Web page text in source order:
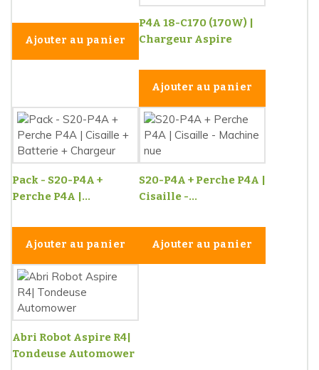
Ajouter au panier
P4A 18-C170 (170W) |
Chargeur Aspire
Ajouter au panier
Pack - S20-P4A +
Perche P4A |...
Ajouter au panier
S20-P4A + Perche P4A |
Cisaille -...
Ajouter au panier
Abri Robot Aspire R4|
Tondeuse Automower